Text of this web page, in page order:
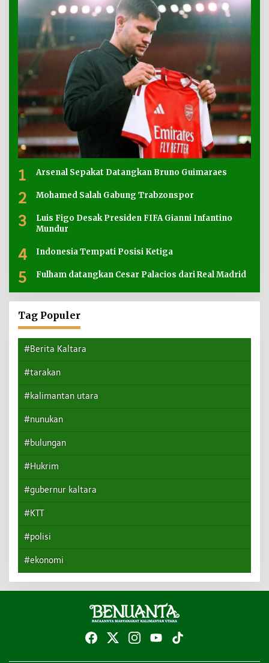
1 Arsenal Sepakat Datangkan Bruno Guimaraes
2 Mohamed Salah Gabung Trabzonspor
3
Luis Figo Desak Presiden FIFA Gianni Infantino
Mundur
4 Indonesia Tempati Posisi Ketiga
5 Fulham datangkan Cesar Palacios dari Real Madrid
Tag Populer
#Berita Kaltara
#tarakan
#kalimantan utara
#nunukan
#bulungan
#Hukrim
#gubernur kaltara
#KTT
#polisi
#ekonomi